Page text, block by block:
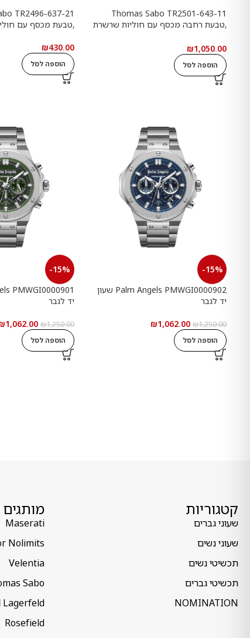
Thomas Sabo TR2501-643-11
,טבעת רחבה מכסף עם חוליות שרשרת
₪1,050.00
הוספה לסל
TR2496-637-21
,טבעת מכסף עם
₪430.00
הוספה לסל
-15%
Palm Angels PMWGI0000902 שעון
יד לגבר
₪1,250.00
₪1,062.00
הוספה לסל
-15%
יד לגבר
₪1,250.00
1,062.00
הוספה לסל
קטגוריות
שעוני גברים
שעוני נשים
תכשיטי נשים
תכשיטי גברים
NOMINATION
Maserati
Nolimits
Velentia
Sabo
Lagerfeld
Rosefield